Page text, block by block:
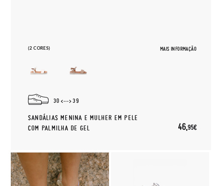
(2 CORES) MAIS INFORMAÇÃO
30 39
SANDÁLIAS MENINA E MULHER EM PELE
COM PALMILHA DE GEL
46,95€